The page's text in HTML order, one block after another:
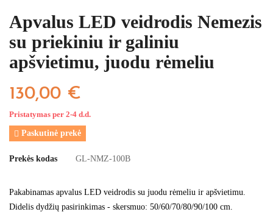
Apvalus LED veidrodis Nemezis
su priekiniu ir galiniu
apšvietimu, juodu rėmeliu
130,00 €
Pristatymas per 2-4 d.d.
 Paskutinė prekė
Prekės kodas GL-NMZ-100B
Pakabinamas apvalus LED veidrodis su juodu rėmeliu ir apšvietimu.
Didelis dydžių pasirinkimas - skersmuo: 50/60/70/80/90/100 cm.